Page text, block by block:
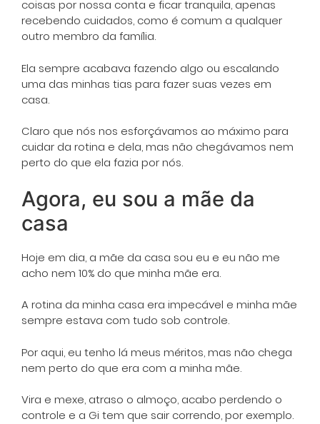
coisas por nossa conta e ficar tranquila, apenas
recebendo cuidados, como é comum a qualquer
outro membro da família.
Ela sempre acabava fazendo algo ou escalando
uma das minhas tias para fazer suas vezes em
casa.
Claro que nós nos esforçávamos ao máximo para
cuidar da rotina e dela, mas não chegávamos nem
perto do que ela fazia por nós.
Agora, eu sou a mãe da
casa
Hoje em dia, a mãe da casa sou eu e eu não me
acho nem 10% do que minha mãe era.
A rotina da minha casa era impecável e minha mãe
sempre estava com tudo sob controle.
Por aqui, eu tenho lá meus méritos, mas não chega
nem perto do que era com a minha mãe.
Vira e mexe, atraso o almoço, acabo perdendo o
controle e a Gi tem que sair correndo, por exemplo.